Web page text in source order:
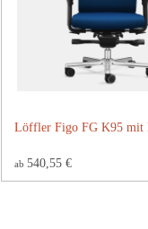
Löffler Figo FG K95 mit
ab 540,55 €